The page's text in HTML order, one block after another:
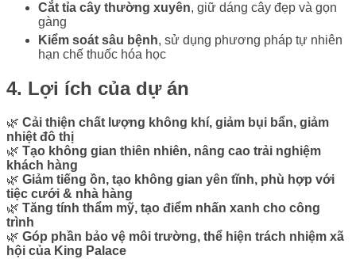
Cắt tỉa cây thường xuyên, giữ dáng cây đẹp và gọn
gàng
Kiểm soát sâu bệnh, sử dụng phương pháp tự nhiên
hạn chế thuốc hóa học
4. Lợi ích của dự án
🌿 Cải thiện chất lượng không khí, giảm bụi bẩn, giảm
nhiệt đô thị
🌿 Tạo không gian thiên nhiên, nâng cao trải nghiệm
khách hàng
🌿 Giảm tiếng ồn, tạo không gian yên tĩnh, phù hợp với
tiệc cưới & nhà hàng
🌿 Tăng tính thẩm mỹ, tạo điểm nhấn xanh cho công
trình
🌿 Góp phần bảo vệ môi trường, thể hiện trách nhiệm xã
hội của King Palace